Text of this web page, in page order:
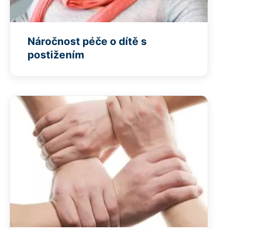
Náročnost péče o dítě s
postižením